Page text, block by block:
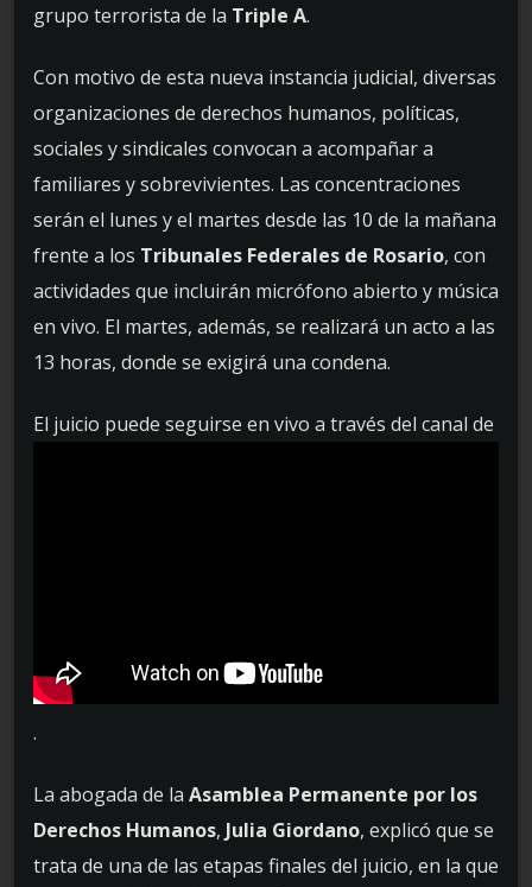
grupo terrorista de la Triple A.
Con motivo de esta nueva instancia judicial, diversas
organizaciones de derechos humanos, políticas,
sociales y sindicales convocan a acompañar a
familiares y sobrevivientes. Las concentraciones
serán el lunes y el martes desde las 10 de la mañana
frente a los Tribunales Federales de Rosario, con
actividades que incluirán micrófono abierto y música
en vivo. El martes, además, se realizará un acto a las
13 horas, donde se exigirá una condena.
El juicio puede seguirse en vivo a través del canal de
.
La abogada de la Asamblea Permanente por los
Derechos Humanos, Julia Giordano, explicó que se
trata de una de las etapas finales del juicio, en la que